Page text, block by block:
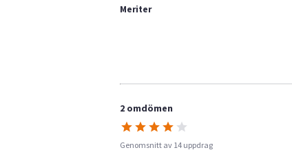
Meriter
2 omdömen
Genomsnitt av 14 uppdrag